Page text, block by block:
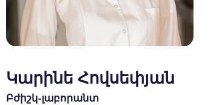
Կարինե Հովսեփյան
Բժիշկ-լաբորանտ